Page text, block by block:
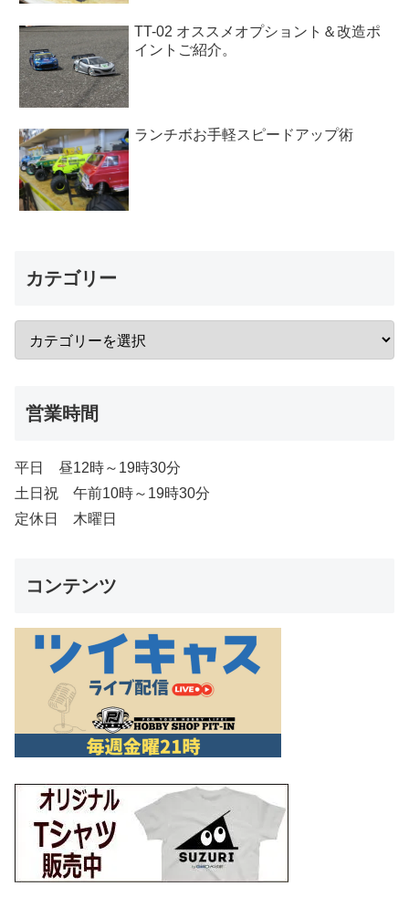
TT-02 オススメオプショント＆改造ポ
イントご紹介。
ランチボお手軽スピードアップ術
カテゴリー
営業時間
平日 昼12時～19時30分
土日祝 午前10時～19時30分
定休日 木曜日
コンテンツ